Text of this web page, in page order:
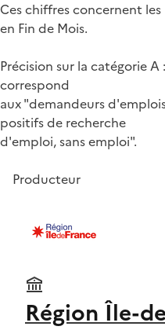
Ces chiffres concernent
en Fin de Mois.
Précision sur la catégorie A
correspond
aux "demandeurs
positifs de recherche
d'emploi, sans emploi".
Producteur
Région Île-